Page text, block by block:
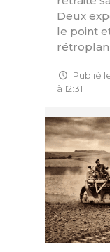
Deux
le point
Publié
à 12:31